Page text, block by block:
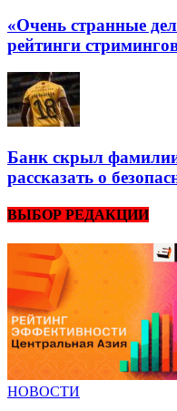
«Очень странные
рейтинги
Банк скрыл
рассказать о
ВЫБОР РЕДАКЦИИ
НОВОСТИ